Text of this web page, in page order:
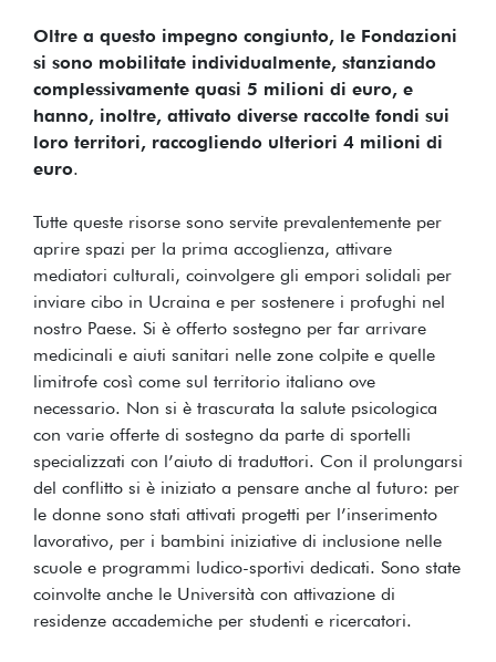
Oltre a questo impegno congiunto, le Fondazioni
si sono mobilitate individualmente, stanziando
complessivamente quasi 5 milioni di euro, e
hanno, inoltre, attivato diverse raccolte fondi sui
loro territori, raccogliendo ulteriori 4 milioni di
euro.
Tutte queste risorse sono servite prevalentemente per
aprire spazi per la prima accoglienza, attivare
mediatori culturali, coinvolgere gli empori solidali per
inviare cibo in Ucraina e per sostenere i profughi nel
nostro Paese. Si è offerto sostegno per far arrivare
medicinali e aiuti sanitari nelle zone colpite e quelle
limitrofe così come sul territorio italiano ove
necessario. Non si è trascurata la salute psicologica
con varie offerte di sostegno da parte di sportelli
specializzati con l’aiuto di traduttori. Con il prolungarsi
del conflitto si è iniziato a pensare anche al futuro: per
le donne sono stati attivati progetti per l’inserimento
lavorativo, per i bambini iniziative di inclusione nelle
scuole e programmi ludico-sportivi dedicati. Sono state
coinvolte anche le Università con attivazione di
residenze accademiche per studenti e ricercatori.